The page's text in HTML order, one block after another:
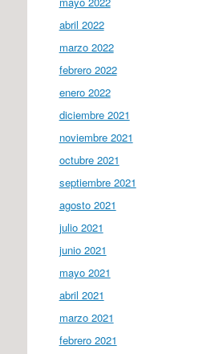
abril 2022
marzo 2022
febrero 2022
enero 2022
diciembre 2021
noviembre 2021
octubre 2021
septiembre 2021
agosto 2021
julio 2021
junio 2021
mayo 2021
abril 2021
marzo 2021
febrero 2021